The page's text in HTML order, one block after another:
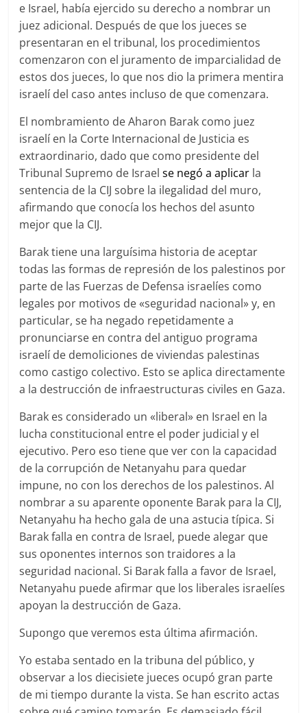
e Israel, había ejercido su derecho a nombrar un
juez adicional. Después de que los jueces se
presentaran en el tribunal, los procedimientos
comenzaron con el juramento de imparcialidad de
estos dos jueces, lo que nos dio la primera mentira
israelí del caso antes incluso de que comenzara.
El nombramiento de Aharon Barak como juez
israelí en la Corte Internacional de Justicia es
extraordinario, dado que como presidente del
Tribunal Supremo de Israelse negó a aplicar la
sentencia de la CIJ sobre la ilegalidad del muro,
afirmando que conocía los hechos del asunto
mejor que la CIJ.
Barak tiene una larguísima historia de aceptar
todas las formas de represión de los palestinos por
parte de las Fuerzas de Defensa israelíes como
legales por motivos de «seguridad nacional» y, en
particular, se ha negado repetidamente a
pronunciarse en contra del antiguo programa
israelí de demoliciones de viviendas palestinas
como castigo colectivo. Esto se aplica directamente
a la destrucción de infraestructuras civiles en Gaza.
Barak es considerado un «liberal» en Israel en la
lucha constitucional entre el poder judicial y el
ejecutivo. Pero eso tiene que ver con la capacidad
de la corrupción de Netanyahu para quedar
impune, no con los derechos de los palestinos. Al
nombrar a su aparente oponente Barak para la CIJ,
Netanyahu ha hecho gala de una astucia típica. Si
Barak falla en contra de Israel, puede alegar que
sus oponentes internos son traidores a la
seguridad nacional. Si Barak falla a favor de Israel,
Netanyahu puede afirmar que los liberales israelíes
apoyan la destrucción de Gaza.
Supongo que veremos esta última afirmación.
Yo estaba sentado en la tribuna del público, y
observar a los diecisiete jueces ocupó gran parte
de mi tiempo durante la vista. Se han escrito actas